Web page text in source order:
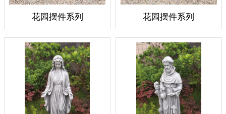
花园摆件系列 花园摆件系列